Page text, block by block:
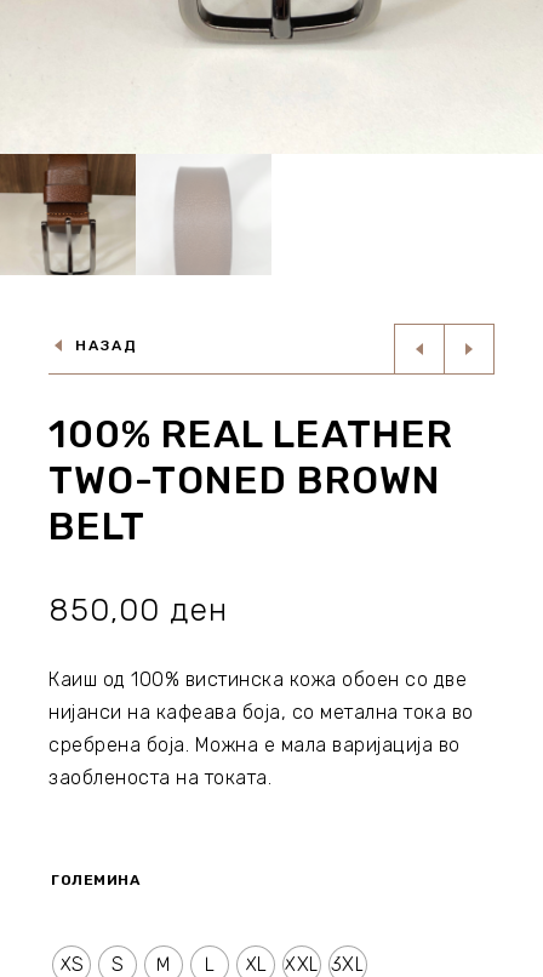
НАЗАД
100% REAL LEATHER
TWO-TONED BROWN
BELT
850,00 ден
Каиш од 100% вистинска кожа обоен со две
нијанси на кафеава боја, со метална тока во
сребрена боја. Можна е мала варијација во
заобленоста на токата.
ГОЛЕМИНА
XS S M L XL XXL 3XL